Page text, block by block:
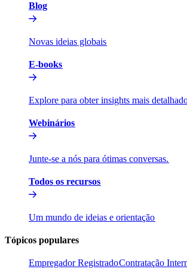
Blog​​
Novas ideias globais​​
E-books​​
Explore para obter insights mais
Webinários​​
Junte-se a nós para ótimas conversas.​​
Todos os recursos​​
Um mundo de ideias e orientação​​
Tópicos populares​​
Empregador Registrado​​Contratação